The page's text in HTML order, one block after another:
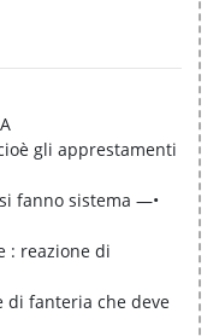
gli apprestamenti
fanno sistema —•
: reazione di
di fanteria che deve